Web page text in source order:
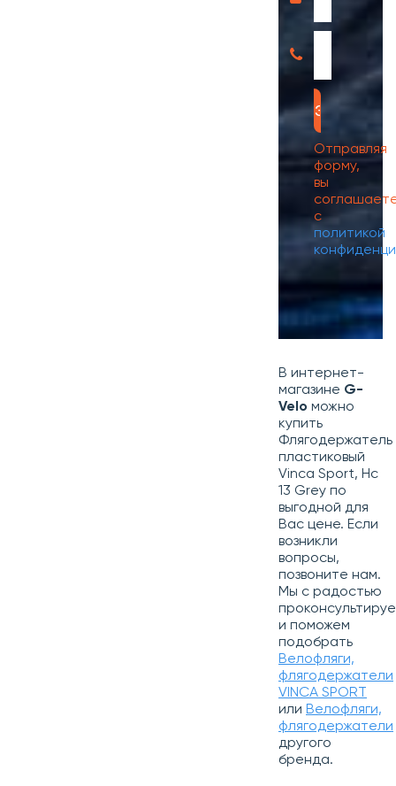
Отправляя
форму,
вы
с
политикой
В интернет-
магазине G-
Velo можно
купить
Флягодержатель
пластиковый
Vinca Sport, Hc
13 Grey по
выгодной для
Вас цене. Если
возникли
вопросы,
позвоните нам.
Мы с радостью
и поможем
подобрать
Велофляги,
флягодержатели
VINCA SPORT
или Велофляги,
флягодержатели
другого
бренда.